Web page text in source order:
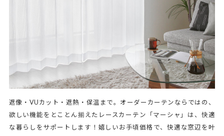
遮像・VUカット・遮熱・保温まで。オーダーカーテンならではの、
欲しい機能をとことん揃えたレースカーテン「マーシャ」は、快適
な暮らしをサポートします！嬉しいお手頃価格で、快適な窓辺を叶